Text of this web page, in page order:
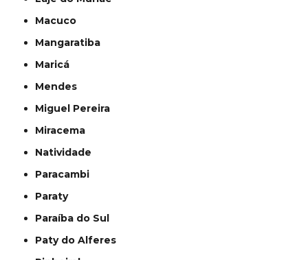
Macuco
Mangaratiba
Maricá
Mendes
Miguel Pereira
Miracema
Natividade
Paracambi
Paraty
Paraíba do Sul
Paty do Alferes